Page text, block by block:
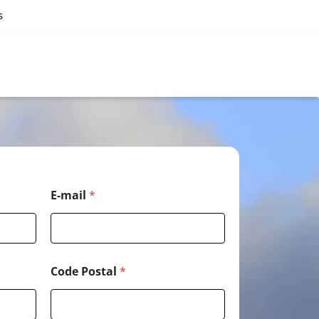
E-mail *
Code Postal *